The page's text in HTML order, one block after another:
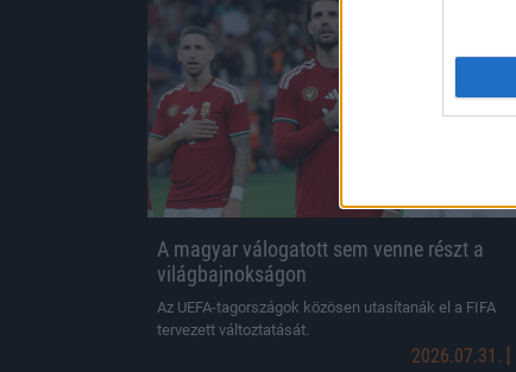
A magyar válogatott sem venne részt a
világbajnokságon
Az UEFA-tagországok közösen utasítanák el a FIFA
tervezett változtatását.
2026.07.31. |